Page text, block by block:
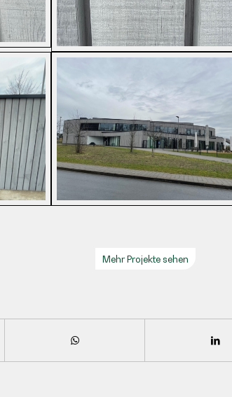
Mehr Projekte sehen